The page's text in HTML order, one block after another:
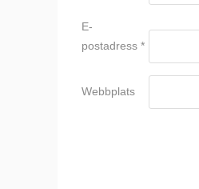
E-
postadress *
Webbplats